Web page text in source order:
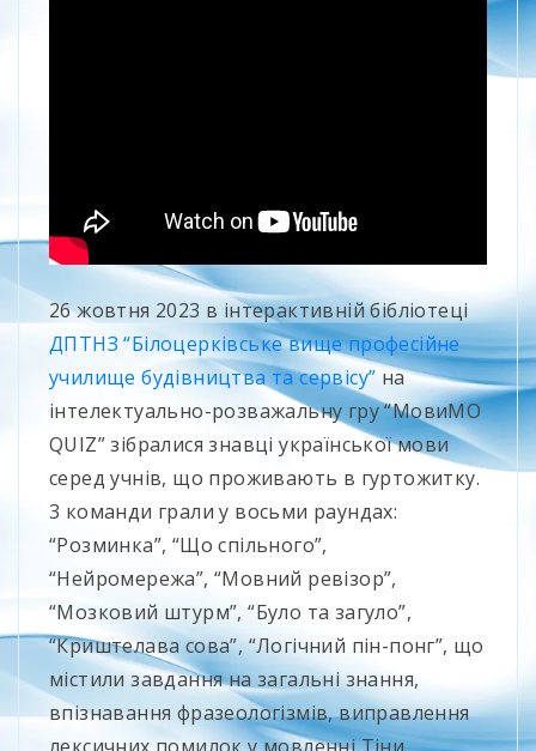
26 жовтня 2023 в інтерактивній бібліотеці
ДПТНЗ “Білоцерківське вище професійне
училище будівництва та сервісу” на
інтелектуально-розважальну гру “МовиМО
QUIZ” зібралися знавці української мови
серед учнів, що проживають в гуртожитку.
3 команди грали у восьми раундах:
“Розминка”, “Що спільного”,
“Нейромережа”, “Мовний ревізор”,
“Мозковий штурм”, “Було та загуло”,
“Криштелава сова”, “Логічний пін-понг”, що
містили завдання на загальні знання,
впізнавання фразеологізмів, виправлення